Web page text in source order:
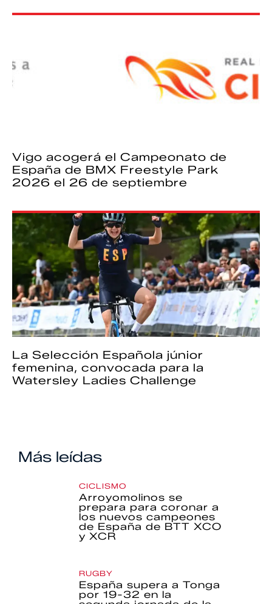
Vigo acogerá el Campeonato de
España de BMX Freestyle Park
2026 el 26 de septiembre
La Selección Española júnior
femenina, convocada para la
Watersley Ladies Challenge
Más leídas
CICLISMO
Arroyomolinos se
prepara para coronar a
los nuevos campeones
de España de BTT XCO
y XCR
RUGBY
España supera a Tonga
por 19-32 en la